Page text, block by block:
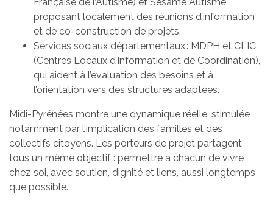
proposant localement des réunions d’information
et de co-construction de projets.
Services sociaux départementaux : MDPH et CLIC
(Centres Locaux d’Information et de Coordination),
qui aident à l’évaluation des besoins et à
l’orientation vers des structures adaptées.
Midi-Pyrénées montre une dynamique réelle, stimulée
notamment par l’implication des familles et des
collectifs citoyens. Les porteurs de projet partagent
tous un même objectif : permettre à chacun de vivre
chez soi, avec soutien, dignité et liens, aussi longtemps
que possible.